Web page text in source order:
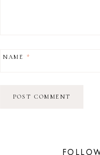
NAME *